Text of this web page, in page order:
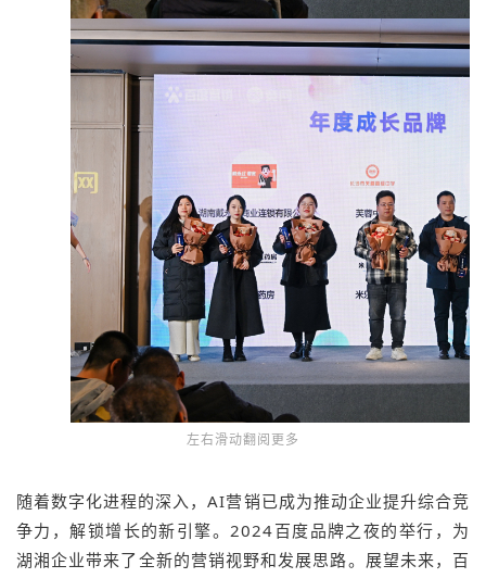
左右滑动翻阅更多
随着数字化进程的深入，AI营销已成为推动企业提升综合竞
争力，解锁增长的新引擎。2024百度品牌之夜的举行，为
湖湘企业带来了全新的营销视野和发展思路。展望未来，百